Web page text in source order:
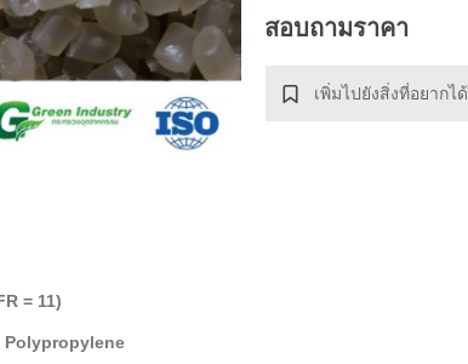
สอบถามราคา
เพิ่มไปยังสิ่งที่อยากได้
= 11)
Polypropylene